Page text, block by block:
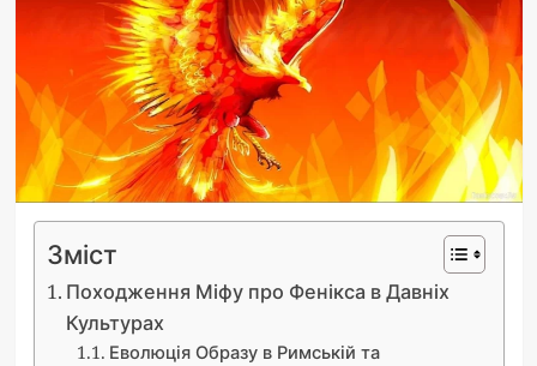
Зміст
Походження Міфу про Фенікса в Давніх
Культурах
Еволюція Образу в Римській та